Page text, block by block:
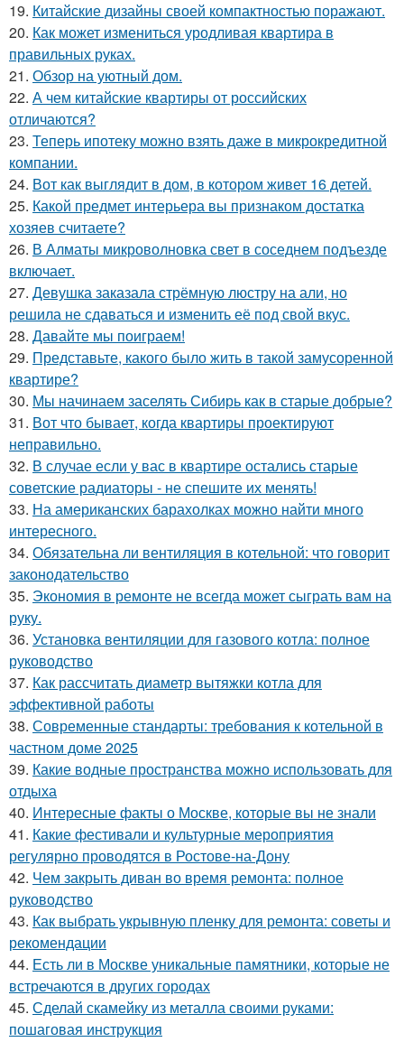
19. Китайские дизайны своей компактностью поражают.
20. Как может измениться уродливая квартира в
правильных руках.
21. Обзор на уютный дом.
22. А чем китайские квартиры от российских
отличаются?
23. Теперь ипотеку можно взять даже в микрокредитной
компании.
24. Вот как выглядит в дом, в котором живет 16 детей.
25. Какой предмет интерьера вы признаком достатка
хозяев считаете?
26. В Алматы микроволновка свет в соседнем подъезде
включает.
27. Девушка заказала стрёмную люстру на али, но
решила не сдаваться и изменить её под свой вкус.
28. Давайте мы поиграем!
29. Представьте, какого было жить в такой замусоренной
квартире?
30. Мы начинаем заселять Сибирь как в старые добрые?
31. Вот что бывает, когда квартиры проектируют
неправильно.
32. В случае если у вас в квартире остались старые
советские радиаторы - не спешите их менять!
33. На американских барахолках можно найти много
интересного.
34. Обязательна ли вентиляция в котельной: что говорит
законодательство
35. Экономия в ремонте не всегда может сыграть вам на
руку.
36. Установка вентиляции для газового котла: полное
руководство
37. Как рассчитать диаметр вытяжки котла для
эффективной работы
38. Современные стандарты: требования к котельной в
частном доме 2025
39. Какие водные пространства можно использовать для
отдыха
40. Интересные факты о Москве, которые вы не знали
41. Какие фестивали и культурные мероприятия
регулярно проводятся в Ростове-на-Дону
42. Чем закрыть диван во время ремонта: полное
руководство
43. Как выбрать укрывную пленку для ремонта: советы и
рекомендации
44. Есть ли в Москве уникальные памятники, которые не
встречаются в других городах
45. Сделай скамейку из металла своими руками:
пошаговая инструкция